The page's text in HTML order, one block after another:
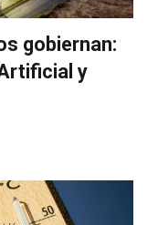
gobiernan:
y